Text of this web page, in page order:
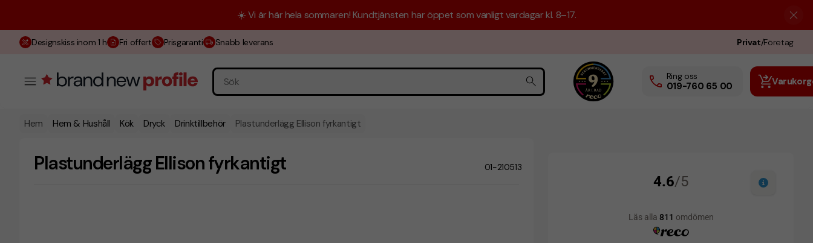
☀️ Vi är här hela sommaren! Kundtjänsten har öppet som vanligt vardagar kl. 8–17.
Designskiss inom 1 h Fri offert Prisgaranti Snabb leverans Privat/Företag
Ring oss
019-760 65 00
Hem Hem & Hushåll Kök Dryck Drinktillbehör Plastunderlägg Ellison fyrkantigt
Plastunderlägg Ellison fyrkantigt 01-210513